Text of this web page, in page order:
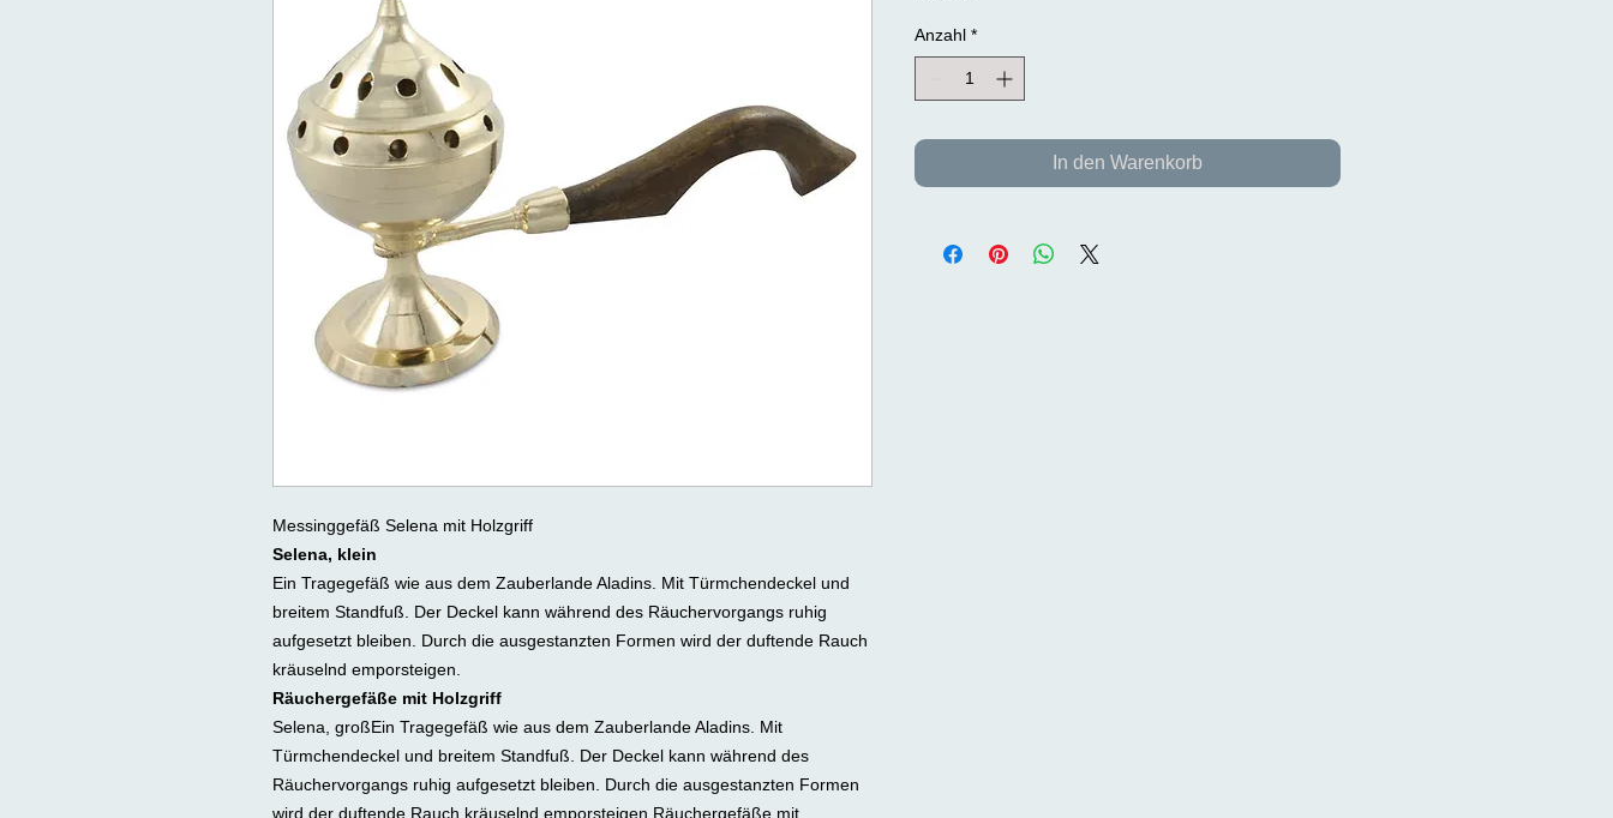
Messinggefäß Selena mit Holzgriff
Selena, klein
Ein Tragegefäß wie aus dem Zauberlande Aladins. Mit Türmchendeckel und
breitem Standfuß. Der Deckel kann während des Räuchervorgangs ruhig
aufgesetzt bleiben. Durch die ausgestanzten Formen wird der duftende Rauch
kräuselnd emporsteigen.
Räuchergefäße mit Holzgriff
Selena, großEin Tragegefäß wie aus dem Zauberlande Aladins. Mit
Türmchendeckel und breitem Standfuß. Der Deckel kann während des
Räuchervorgangs ruhig aufgesetzt bleiben. Durch die ausgestanzten Formen
wird der duftende Rauch kräuselnd emporsteigen.Räuchergefäße mit
Anzahl *
In den Warenkorb